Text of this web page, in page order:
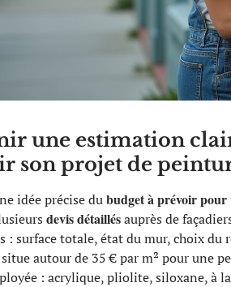
une estimation
son projet de
idée précise dubudget à prévoir pour
devis détaillésauprès de
: surface totale, état du mur, choix du
autour de 35 € par m² pour une
: acrylique, pliolite, siloxane, à